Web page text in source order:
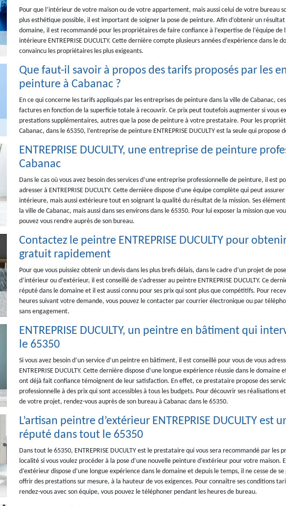
Pour que l’intérieur de votre maison ou de votre appartement, mais aussi celui de votre bureau
plus esthétique possible, il est important de soigner la pose de peinture. Afin d’obtenir un
domaine, il est recommandé pour les propriétaires de faire confiance à l’expertise de l’équipe de
intérieure ENTREPRISE DUCULTY. Cette dernière compte plusieurs années d’expérience dans le
convaincu les propriétaires les plus exigeants.
Que faut-il savoir à propos des tarifs proposés par les
peinture à Cabanac ?
En ce qui concerne les tarifs appliqués par les entreprises de peinture dans la ville de Cabanac,
factures en fonction de la superficie totale à recouvrir. Ce prix peut toutefois augmenter si vous
prestations supplémentaires, autres que la pose de peinture à votre prestataire. Pour les
Cabanac, dans le 65350, l’entreprise de peinture ENTREPRISE DUCULTY est la seule qui propose
ENTREPRISE DUCULTY, une entreprise de peinture
Cabanac
Dans le cas où vous avez besoin des services d’une entreprise professionnelle de peinture, il est
adresser à ENTREPRISE DUCULTY. Cette dernière dispose d’une équipe complète qui peut
intérieure, mais aussi extérieure tout en soignant la qualité du résultat de la mission. Ses
la ville de Cabanac, mais aussi dans ses environs dans le 65350. Pour lui exposer la mission que
pouvez vous rendre auprès de son bureau.
Contactez le peintre ENTREPRISE DUCULTY pour
gratuit rapidement
Pour que vous puissiez obtenir un devis dans les plus brefs délais, dans le cadre d’un projet de
d’intérieur ou d’extérieur, il est conseillé de s’adresser au peintre ENTREPRISE DUCULTY. Ce
réputé dans le domaine et il est aussi connu pour ses prix qui sont plus que compétitifs. Pour
heures suivant votre demande, vous pouvez le contacter par courrier électronique ou par
sans engagement.
ENTREPRISE DUCULTY, un peintre en bâtiment qui
le 65350
Si vous avez besoin d’un service d’un peintre en bâtiment, il est conseillé pour vous de vous
ENTREPRISE DUCULTY. Cette dernière dispose d’une longue expérience réussie dans le
ont déjà fait confiance témoignent de leur satisfaction. En effet, ce prestataire propose des
professionnelle à des prix qui sont accessibles à tous les budgets. Pour découvrir ses réalisations
de votre projet, rendez-vous auprès de son bureau à Cabanac dans le 65350.
L’artisan peintre d’extérieur ENTREPRISE DUCULTY est
réputé dans tout le 65350
Dans tout le 65350, ENTREPRISE DUCULTY est le prestataire qui vous sera recommandé par les
localité si vous voulez procéder à la pose d’une nouvelle peinture d’extérieur pour votre
d’extérieur dispose d’une longue expérience dans le domaine et depuis le temps, il ne cesse de
offrir des prestations sur mesure, à la hauteur de vos exigences. Pour connaître ses conditions
rendez-vous avec son équipe, vous pouvez le téléphoner pendant les heures de bureau.